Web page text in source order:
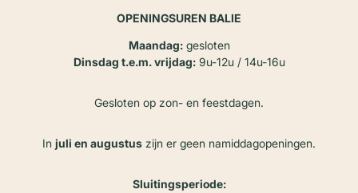
OPENINGSUREN BALIE
Maandag:gesloten
Dinsdag t.e.m. vrijdag:9u-12u / 14u-16u
Gesloten op zon- en feestdagen.
In juli en augustus zijn er geen namiddagopeningen.
Sluitingsperiode: